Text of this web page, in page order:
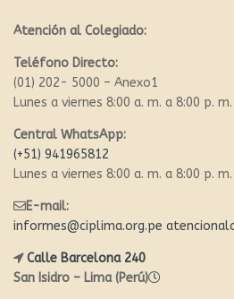
Atención al Colegiado:
Teléfono Directo:
(01) 202- 5000 – Anexo1
Lunes a viernes 8:00 a. m. a 8:00 p. m.
Central WhatsApp:
(+51) 941965812
Lunes a viernes 8:00 a. m. a 8:00 p. m.
E-mail:
informes@ciplima.org.pe
Calle Barcelona 240
San Isidro – Lima (Perú)